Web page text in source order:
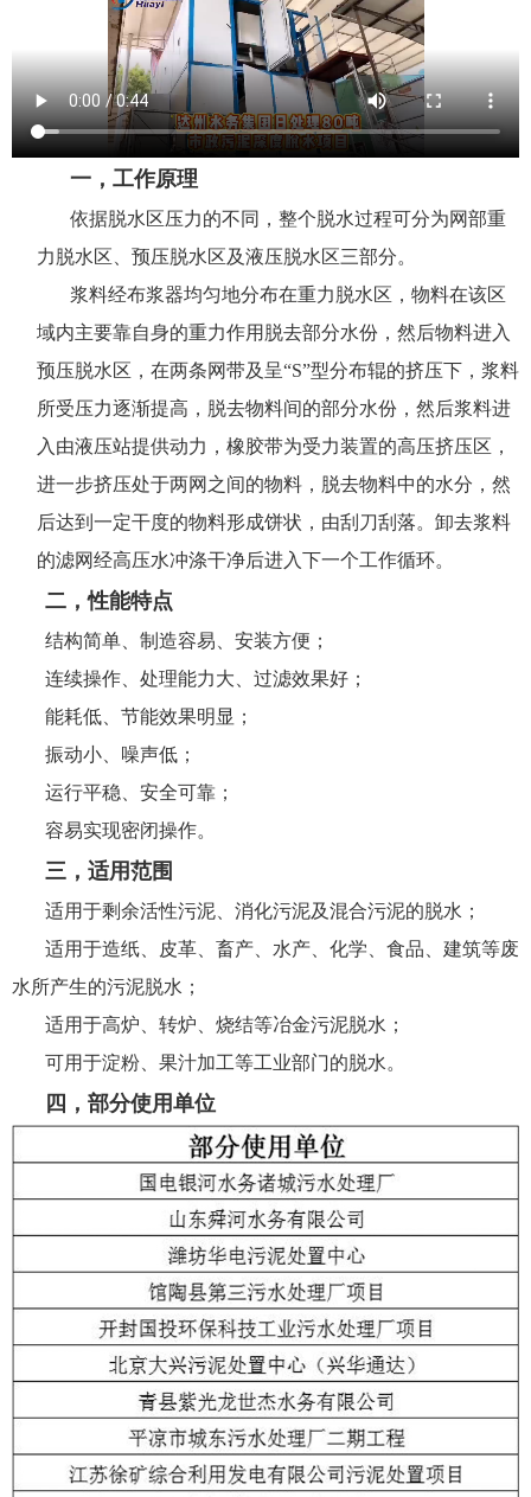
一，工作原理
依据脱水区压力的不同，整个脱水过程可分为网部重
力脱水区、预压脱水区及液压脱水区三部分。
浆料经布浆器均匀地分布在重力脱水区，物料在该区
域内主要靠自身的重力作用脱去部分水份，然后物料进入
预压脱水区，在两条网带及呈“S”型分布辊的挤压下，浆料
所受压力逐渐提高，脱去物料间的部分水份，然后浆料进
入由液压站提供动力，橡胶带为受力装置的高压挤压区，
进一步挤压处于两网之间的物料，脱去物料中的水分，然
后达到一定干度的物料形成饼状，由刮刀刮落。卸去浆料
的滤网经高压水冲涤干净后进入下一个工作循环。
二，性能特点
结构简单、制造容易、安装方便；
连续操作、处理能力大、过滤效果好；
能耗低、节能效果明显；
振动小、噪声低；
运行平稳、安全可靠；
容易实现密闭操作。
三，适用范围
适用于剩余活性污泥、消化污泥及混合污泥的脱水；
适用于造纸、皮革、畜产、水产、化学、食品、建筑等废
水所产生的污泥脱水；
适用于高炉、转炉、烧结等冶金污泥脱水；
可用于淀粉、果汁加工等工业部门的脱水。
四，部分使用单位